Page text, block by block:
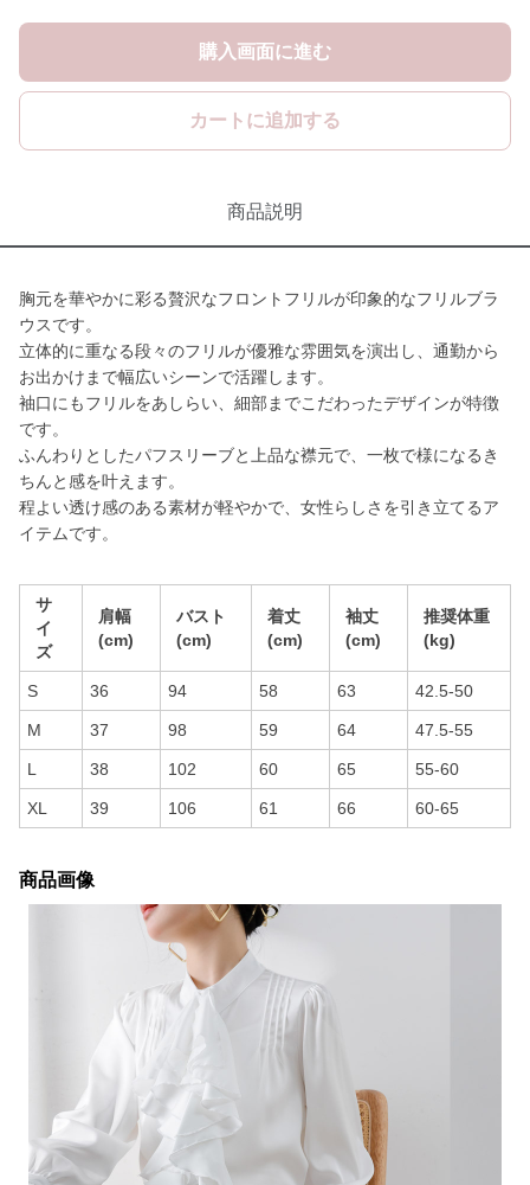
購入画面に進む
カートに追加する
商品説明
胸元を華やかに彩る贅沢なフロントフリルが印象的なフリルブラ
ウスです。
立体的に重なる段々のフリルが優雅な雰囲気を演出し、通勤から
お出かけまで幅広いシーンで活躍します。
袖口にもフリルをあしらい、細部までこだわったデザインが特徴
です。
ふんわりとしたパフスリーブと上品な襟元で、一枚で様になるき
ちんと感を叶えます。
程よい透け感のある素材が軽やかで、女性らしさを引き立てるア
イテムです。
サ
イ
ズ
肩幅
(cm)
バスト
(cm)
着丈
(cm)
袖丈
(cm)
推奨体重
(kg)
S 36 94 58 63 42.5-50
M 37 98 59 64 47.5-55
L 38 102 60 65 55-60
XL 39 106 61 66 60-65
商品画像